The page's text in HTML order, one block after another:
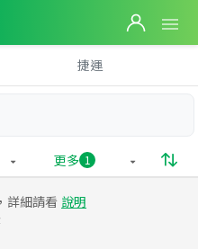
捷運
更多 1
詳細請看 說明